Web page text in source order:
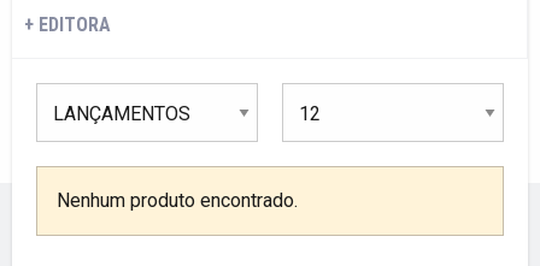
EDITORA
Nenhum produto encontrado.